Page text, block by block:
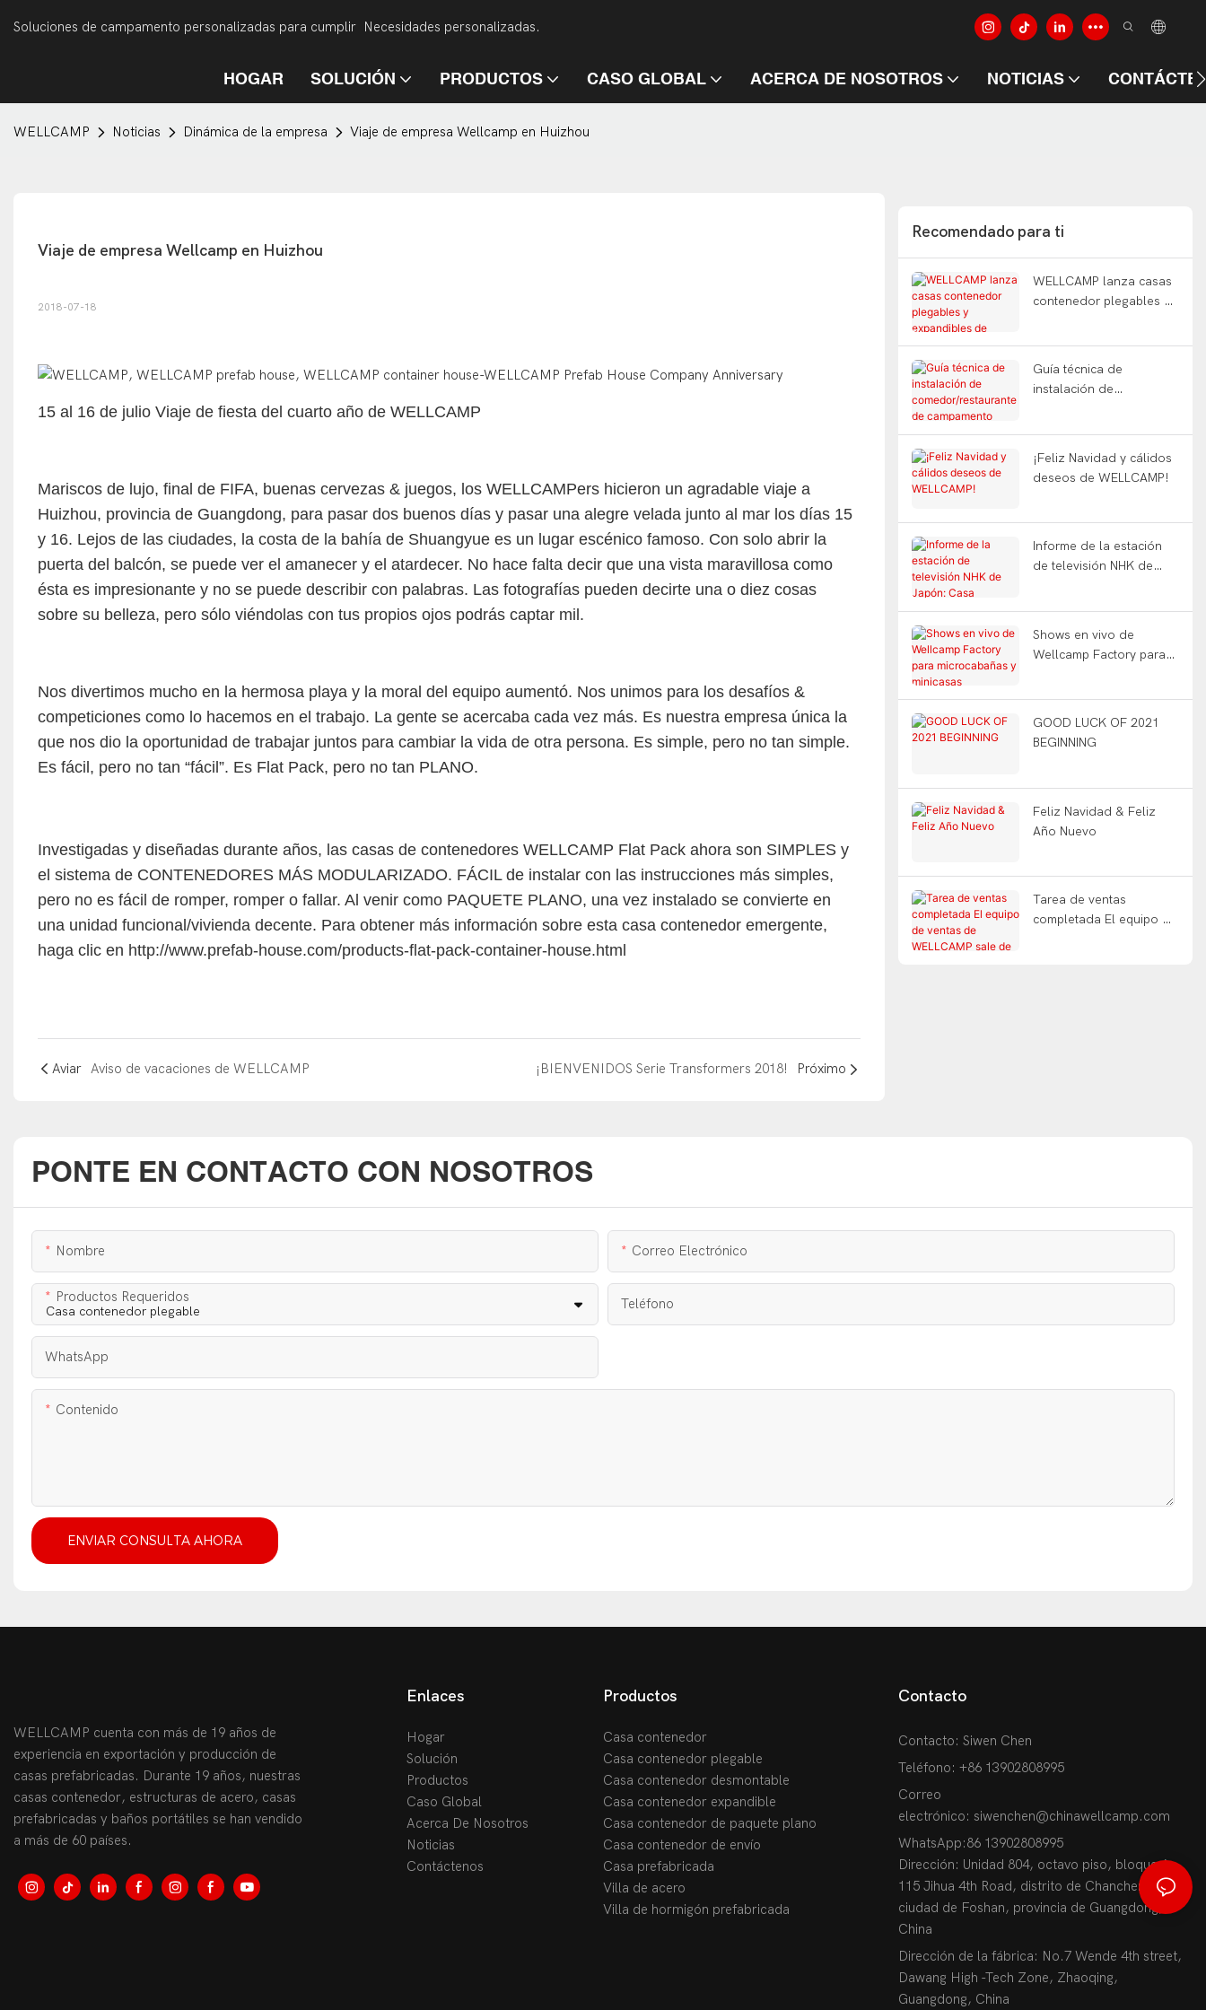
Soluciones de campamento personalizadas para cumplir Necesidades personalizadas.
HOGAR SOLUCIÓN PRODUCTOS CASO GLOBAL ACERCA DE NOSOTROS NOTICIAS
WELLCAMP Noticias Dinámica de la empresa Viaje de empresa Wellcamp en Huizhou
Viaje de empresa Wellcamp en Huizhou
2018-07-18
15 al 16 de julio Viaje de fiesta del cuarto año de WELLCAMP
Mariscos de lujo, final de FIFA, buenas cervezas & juegos, los WELLCAMPers hicieron un agradable viaje a
Huizhou, provincia de Guangdong, para pasar dos buenos días y pasar una alegre velada junto al mar los días 15
y 16. Lejos de las ciudades, la costa de la bahía de Shuangyue es un lugar escénico famoso. Con solo abrir la
puerta del balcón, se puede ver el amanecer y el atardecer. No hace falta decir que una vista maravillosa como
ésta es impresionante y no se puede describir con palabras. Las fotografías pueden decirte una o diez cosas
sobre su belleza, pero sólo viéndolas con tus propios ojos podrás captar mil.
Nos divertimos mucho en la hermosa playa y la moral del equipo aumentó. Nos unimos para los desafíos &
competiciones como lo hacemos en el trabajo. La gente se acercaba cada vez más. Es nuestra empresa única la
que nos dio la oportunidad de trabajar juntos para cambiar la vida de otra persona. Es simple, pero no tan simple.
Es fácil, pero no tan “fácil”. Es Flat Pack, pero no tan PLANO.
Investigadas y diseñadas durante años, las casas de contenedores WELLCAMP Flat Pack ahora son SIMPLES y
el sistema de CONTENEDORES MÁS MODULARIZADO. FÁCIL de instalar con las instrucciones más simples,
pero no es fácil de romper, romper o fallar. Al venir como PAQUETE PLANO, una vez instalado se convierte en
una unidad funcional/vivienda decente. Para obtener más información sobre esta casa contenedor emergente,
haga clic en http://www.prefab-house.com/products-flat-pack-container-house.html
Aviar Aviso de vacaciones de WELLCAMP ¡BIENVENIDOS Serie Transformers 2018! Próximo
Recomendado para ti
WELLCAMP lanza casas
contenedor plegables y
Guía técnica de
instalación de
solución de construcción
WELLCAMP
¡Feliz Navidad y cálidos
deseos de WELLCAMP!
Informe de la estación
de televisión NHK de
Shows en vivo de
Wellcamp Factory para
GOOD LUCK OF 2021
BEGINNING
Feliz Navidad & Feliz
Año Nuevo
Tarea de ventas
completada El equipo de
PONTE EN CONTACTO CON NOSOTROS
Nombre Correo Electrónico
Productos Requeridos Teléfono
WhatsApp
Contenido
ENVIAR CONSULTA AHORA
WELLCAMP cuenta con más de 19 años de
experiencia en exportación y producción de
casas prefabricadas. Durante 19 años, nuestras
casas contenedor, estructuras de acero, casas
prefabricadas y baños portátiles se han vendido
a más de 60 países.
Enlaces
Hogar
Solución
Productos
Caso Global
Acerca De Nosotros
Noticias
Contáctenos
Productos
Casa contenedor
Casa contenedor plegable
Casa contenedor desmontable
Casa contenedor expandible
Casa contenedor de paquete plano
Casa contenedor de envío
Casa prefabricada
Villa de acero
Villa de hormigón prefabricada
Contacto
Contacto: Siwen Chen
Teléfono: +86 13902808995
Correo
electrónico: siwenchen@chinawellcamp.com
WhatsApp:86 13902808995
Dirección: Unidad 804, octavo piso, bloque A,
115 Jihua 4th Road, distrito de Chancheng,
ciudad de Foshan, provincia de Guangdong,
China
Dirección de la fábrica: No.7 Wende 4th street,
Dawang High -Tech Zone, Zhaoqing,
Guangdong, China